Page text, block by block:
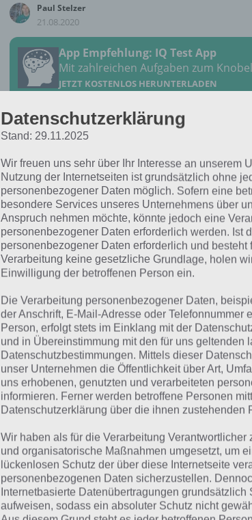
Paul Stelzer
21.08.2020
App Empfehlung: IQ Test App
Mit zahlreichen Aufgaben zum
JETZT KOSTENLOS HERUNTERLADEN
Die Lösung für das tägliche Rätsel vom
2019 in 4 Bilder 1 Wort. Wenn du dort
LEHNE
Du suchst eine andere Lösung?
Tägliches BONUS Rätsel:Zur Lösung vom
Schau mal,
gesucht war
Zur Übersicht :4 Bilder 1 Wort Lösungen
Datenschutzerklärung
Stand: 29.11.2025
Wir freuen uns sehr über Ihr Interesse an unserem
Nutzung der Internetseiten ist grundsätzlich ohne
personenbezogener Daten möglich. Sofern eine
besondere Services unseres Unternehmens über
Anspruch nehmen möchte, könnte jedoch eine
personenbezogener Daten erforderlich werden. Ist
personenbezogener Daten erforderlich und besteht
Verarbeitung keine gesetzliche Grundlage, holen
Einwilligung der betroffenen Person ein.
Die Verarbeitung personenbezogener Daten,
der Anschrift, E-Mail-Adresse oder Telefonnummer
Person, erfolgt stets im Einklang mit der
und in Übereinstimmung mit den für uns geltenden
Datenschutzbestimmungen. Mittels dieser
unser Unternehmen die Öffentlichkeit über Art,
uns erhobenen, genutzten und verarbeiteten
informieren. Ferner werden betroffene Personen
Datenschutzerklärung über die ihnen zustehenden
Wir haben als für die Verarbeitung Verantwortlicher
und organisatorische Maßnahmen umgesetzt, um
lückenlosen Schutz der über diese Internetseite
personenbezogenen Daten sicherzustellen.
Internetbasierte Datenübertragungen grundsätzlich
aufweisen, sodass ein absoluter Schutz nicht